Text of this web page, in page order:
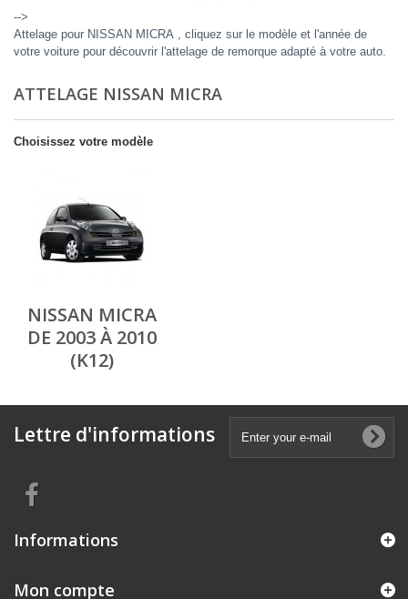
-->
Attelage pour NISSAN MICRA , cliquez sur le modèle et l'année de
votre voiture pour découvrir l'attelage de remorque adapté à votre auto.
ATTELAGE NISSAN MICRA
Choisissez votre modèle
NISSAN MICRA
DE 2003 À 2010
(K12)
Lettre d'informations
Informations
Mon compte